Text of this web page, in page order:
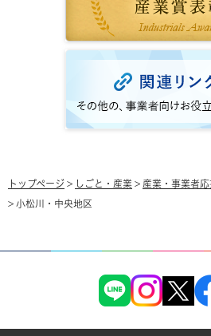
トップページ > しごと・産業 > 産業・事業者応
> 小松川・中央地区